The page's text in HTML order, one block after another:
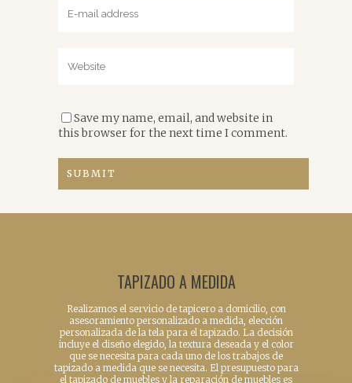
Save my name, email, and website in
this browser for the next time I comment.
TAPIZADO A MEDIDA
Realizamos el servicio de tapicero a domicilio, con
asesoramiento personalizado a medida, elección
personalizada de la tela para el tapizado. La decisión
incluye el diseño elegido, la textura deseada y el color
que se necesita para cada uno de los trabajos de
tapizado a medida que se necesita. El presupuesto para
el tapizado de muebles y la reparación de muebles es